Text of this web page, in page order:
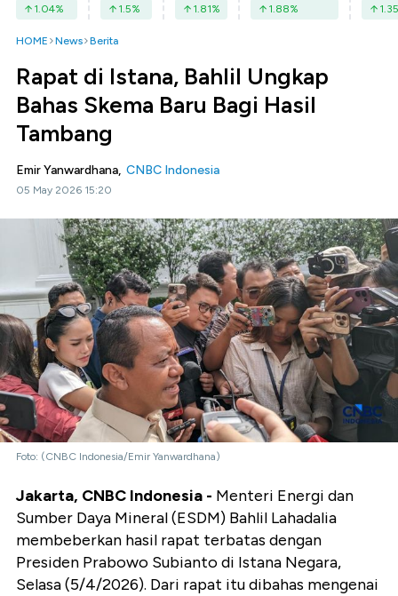
1.04% 1.5% 1.81% 1.88% 1.35
HOME News Berita
Rapat di Istana, Bahlil Ungkap
Bahas Skema Baru Bagi Hasil
Tambang
Emir Yanwardhana, CNBC Indonesia
05 May 2026 15:20
Foto: (CNBC Indonesia/Emir Yanwardhana)
Jakarta, CNBC Indonesia - Menteri Energi dan
Sumber Daya Mineral (ESDM) Bahlil Lahadalia
membeberkan hasil rapat terbatas dengan
Presiden Prabowo Subianto di Istana Negara,
Selasa (5/4/2026). Dari rapat itu dibahas mengenai